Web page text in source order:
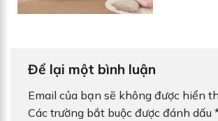
Để lại một bình luận
Email của bạn sẽ không được hiển
Các trường bắt buộc được đánh dấu